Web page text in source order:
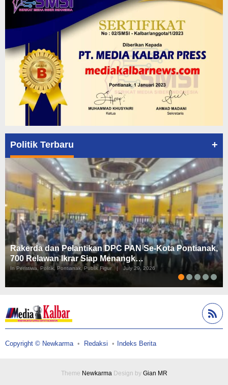
Politik Terbaru +
Rakerda dan Pelantikan DPC PAN Se-Kota Pontianak,
700 Relawan Ikrar Siap Menangk…
In Peristiwa, Politik, Pontianak, Publik Figur July 29, 2026
Copyright © Newkarma Redaksi Indeks Berita
Theme NewkarmaDesign by Gian MR